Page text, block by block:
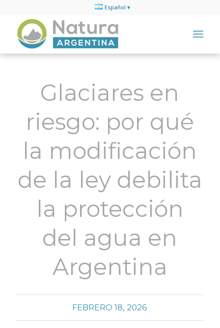
Español
Glaciares en
riesgo: por qué
la modificación
de la ley debilita
la protección
del agua en
Argentina
FEBRERO 18, 2026